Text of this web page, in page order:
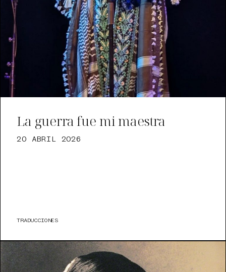
La guerra fue mi maestra
20 ABRIL 2026
TRADUCCIONES